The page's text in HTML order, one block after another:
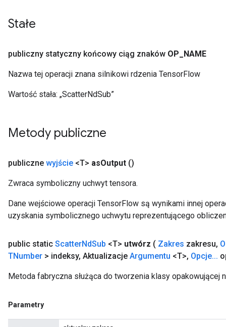
Stałe
publiczny statyczny końcowy ciąg znaków OP NAME
Nazwa tej operacji znana silnikowi rdzenia TensorFlow
Wartość stała: „ScatterNdSub”
Metody publiczne
publiczne wyjście <T> asOutput ()
Zwraca symboliczny uchwyt tensora.
Dane wejściowe operacji TensorFlow są wynikami innej
uzyskania symbolicznego uchwytu reprezentującego
public static ScatterNdSub <T> utwórz ( Zakres zakresu,
TNumber > indeksy, Aktualizacje Argumentu <T>, Opcje...
Metoda fabryczna służąca do tworzenia klasy opakowującej
Parametry